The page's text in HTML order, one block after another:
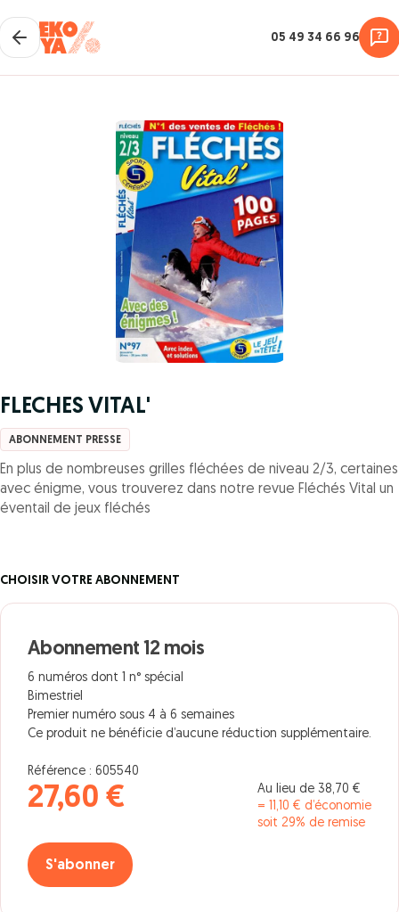
05 49 34 66 96
FLECHES VITAL'
ABONNEMENT PRESSE
En plus de nombreuses grilles fléchées de niveau 2/3, certaines
avec énigme, vous trouverez dans notre revue Fléchés Vital un
éventail de jeux fléchés
CHOISIR VOTRE ABONNEMENT
Abonnement 12 mois
6 numéros dont 1 n° spécial
Bimestriel
Premier numéro sous 4 à 6 semaines
Ce produit ne bénéficie d’aucune réduction supplémentaire.
Référence : 605540
27,60 €
Au lieu de 38,70 €
= 11,10 € d’économie
soit 29% de remise
S'abonner